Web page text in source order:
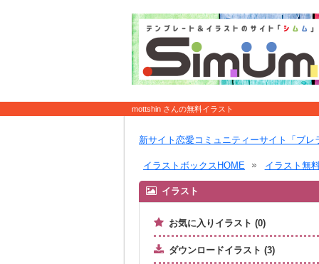
mottshin さんの無料イラスト
新サイト恋愛コミュニティーサイト「ブレ
イラストボックスHOME イラスト無
イラスト
お気に入りイラスト (0)
ダウンロードイラスト (3)